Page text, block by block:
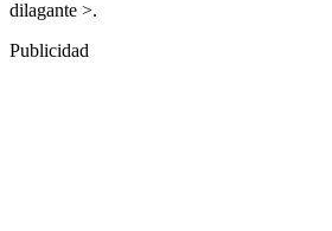
dilagante >.
Publicidad